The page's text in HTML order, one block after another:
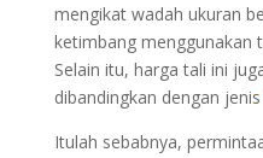
mengikat wadah ukuran
ketimbang menggunakan
Selain itu, harga tali ini
dibandingkan dengan
Itulah sebabnya,